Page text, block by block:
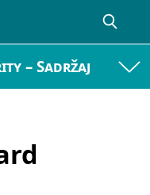
– Sadržaj